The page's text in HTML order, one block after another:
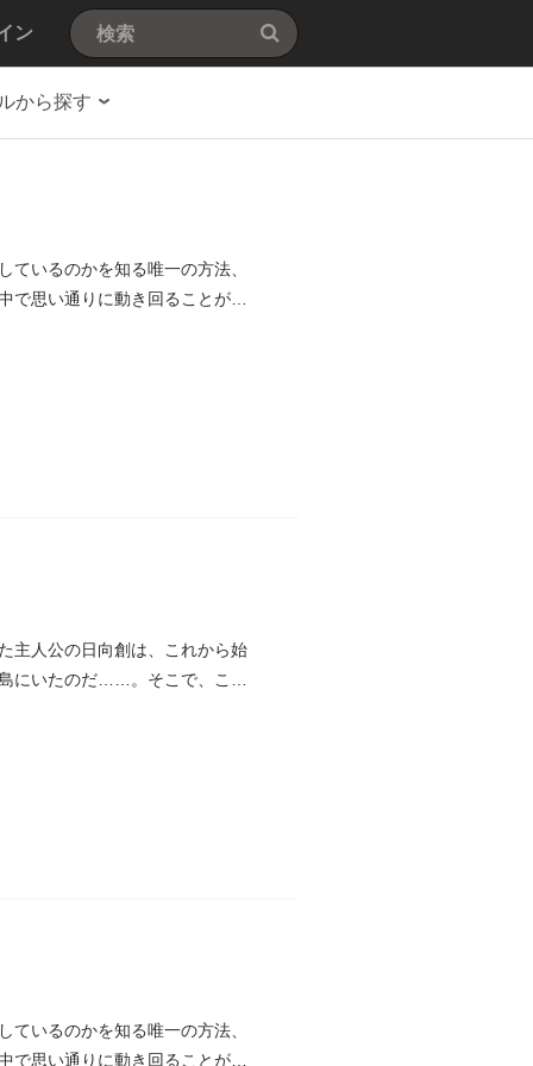
ン
から探す
いるのかを知る唯一の方法、
思い通りに動き回ることがで
主人公の日向創は、これから始
にいたのだ……。そこで、この
いるのかを知る唯一の方法、
思い通りに動き回ることがで